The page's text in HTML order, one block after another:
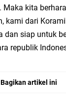
kita
kami dari
dan siap untuk
republik
Bagikan artikel ini